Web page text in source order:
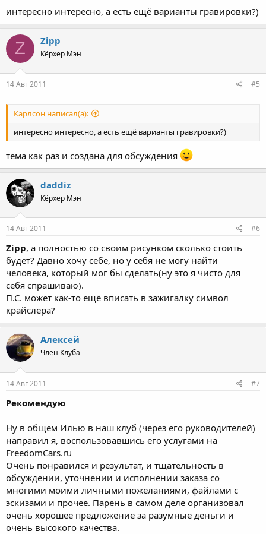
интересно интересно, а есть ещё варианты гравировки?)
Z Zipp
Кёрхер Мэн
14 Авг 2011 #5
Карлсон написал(а):
интересно интересно, а есть ещё варианты гравировки?)
тема как раз и создана для обсуждения
daddiz
Кёрхер Мэн
14 Авг 2011 #6
Zipp, а полностью со своим рисунком сколько стоить
будет? Давно хочу себе, но у себя не могу найти
человека, который мог бы сделать(ну это я чисто для
себя спрашиваю).
П.С. может как-то ещё вписать в зажигалку символ
крайслера?
Алексей
Член Клуба
14 Авг 2011 #7
Рекомендую
Ну в общем Илью в наш клуб (через его руководителей)
направил я, воспользовавшись его услугами на
FreedomCars.ru
Очень понравился и результат, и тщательность в
обсуждении, уточнении и исполнении заказа со
многими моими личными пожеланиями, файлами с
эскизами и прочее. Парень в самом деле организовал
очень хорошее предложение за разумные деньги и
очень высокого качества.